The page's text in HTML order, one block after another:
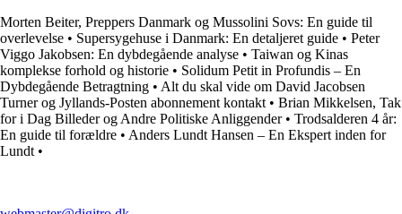
Morten Beiter, Preppers Danmark og Mussolini Sovs: En guide til
overlevelse • Supersygehuse i Danmark: En detaljeret guide • Peter
Viggo Jakobsen: En dybdegående analyse • Taiwan og Kinas
komplekse forhold og historie • Solidum Petit in Profundis – En
Dybdegående Betragtning • Alt du skal vide om David Jacobsen
Turner og Jyllands-Posten abonnement kontakt • Brian Mikkelsen, Tak
for i Dag Billeder og Andre Politiske Anliggender• Trodsalderen 4 år:
En guide til forældre • Anders Lundt Hansen – En Ekspert inden for
Lundt •